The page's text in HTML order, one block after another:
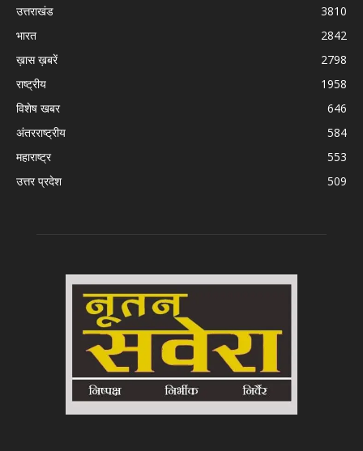
उत्तराखंड
3810
भारत
2842
ख़ास ख़बरें
2798
राष्ट्रीय
1958
विशेष खबर
646
अंतरराष्ट्रीय
584
महाराष्ट्र
553
उत्तर प्रदेश
509